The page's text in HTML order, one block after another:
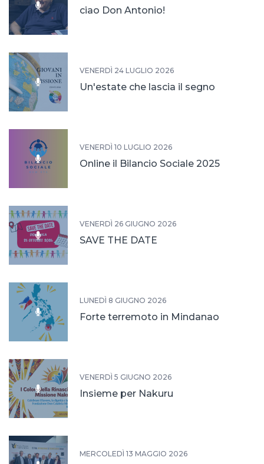
ciao Don Antonio!
VENERDÌ 24 LUGLIO 2026
Un'estate che lascia il segno
VENERDÌ 10 LUGLIO 2026
Online il Bilancio Sociale 2025
VENERDÌ 26 GIUGNO 2026
SAVE THE DATE
LUNEDÌ 8 GIUGNO 2026
Forte terremoto in Mindanao
VENERDÌ 5 GIUGNO 2026
Insieme per Nakuru
MERCOLEDÌ 13 MAGGIO 2026